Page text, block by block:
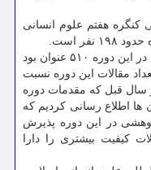
هفتم علوم انسانی
وی افزود: تعداد چکیده و مقالات دریافتی در این دوره ۵۱۰ عنوان بود
تعداد مقالات این دوره نسبت
سال قبل که مقدمات دوره
ها اطلاع رسانی کردیم که
در این دوره پذیرش
کیفیت بیشتری را دارا